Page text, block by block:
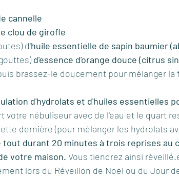
cannelle
clou de girofle
d'huile essentielle de sapin baumier
d'essence d'orange douce (citrus
brassez-le doucement pour mélanger la
d'hydrolats et d'huiles essentielles
votre nébuliseur avec de l'eau et le quart
dernière (pour mélanger les hydrolats
tout durant 20 minutes à trois reprises au
votre maison. Vous tiendrez ainsi
lors du Réveillon de Noël ou du Jour